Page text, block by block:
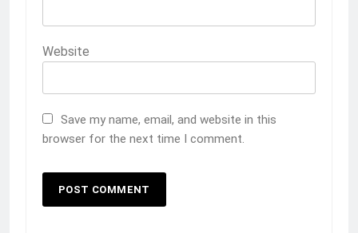
Website
Save my name, email, and website in this
browser for the next time I comment.
Surabaya
KURIKULUM PKL
TKRO Berani Adu Nyali di Auto